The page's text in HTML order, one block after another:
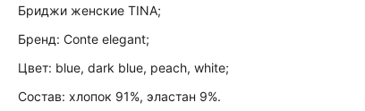
Бриджи женские TINA;
Бренд: Conte elegant;
Цвет: blue, dark blue, peach, white;
Состав: хлопок 91%, эластан 9%.